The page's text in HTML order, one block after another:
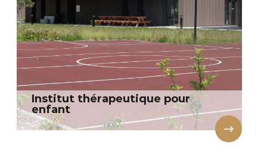
Institut thérapeutique pour
enfant